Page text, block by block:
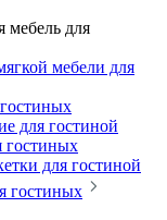
мебель для
мебели для
для гостиной
гостиных
для гостиной
гостиных